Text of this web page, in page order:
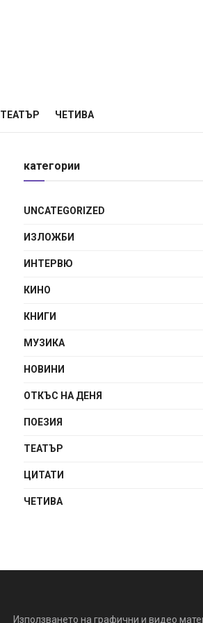
ТЕАТЪР ЧЕТИВА
категории
UNCATEGORIZED
ИЗЛОЖБИ
ИНТЕРВЮ
КИНО
КНИГИ
МУЗИКА
НОВИНИ
ОТКЪС НА ДЕНЯ
ПОЕЗИЯ
ТЕАТЪР
ЦИТАТИ
ЧЕТИВА
Използването на графични и видео